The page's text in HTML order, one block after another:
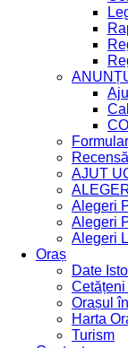
AJUT
Alegeri
Alegeri
Alegeri
Oraș
Date
Orașul
Harta
Turism